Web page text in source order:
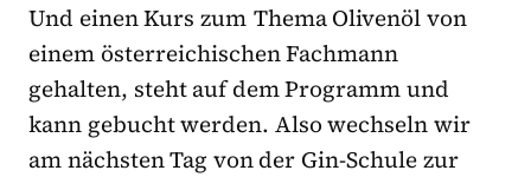
Und einen Kurs zum Thema Olivenöl von
einem österreichischen Fachmann
gehalten, steht auf dem Programm und
kann gebucht werden. Also wechseln wir
am nächsten Tag von der Gin-Schule zur